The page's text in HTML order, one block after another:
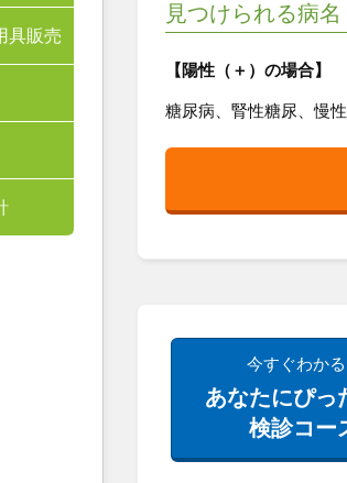
具販売
見つけられる病名
【陽性（＋）の場合】
糖尿病、腎性糖尿、慢
今すぐわかる
あなたにぴっ
検診コー